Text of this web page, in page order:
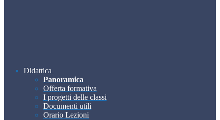
Didattica
Panoramica
Offerta formativa
I progetti delle classi
Documenti utili
Orario Lezioni